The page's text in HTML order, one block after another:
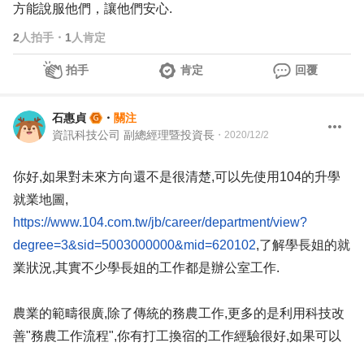
方能說服他們，讓他們安心.
2 人拍手 ・ 1 人肯定
拍手 肯定 回覆
石惠貞 ・ 關注
資訊科技公司 副總經理暨投資長 ・ 2020/12/2
你好,如果對未來方向還不是很清楚,可以先使用104的升學
就業地圖,
https://www.104.com.tw/jb/career/department/view?
degree=3&sid=5003000000&mid=620102,了解學長姐的就
業狀況,其實不少學長姐的工作都是辦公室工作.
農業的範疇很廣,除了傳統的務農工作,更多的是利用科技改
善"務農工作流程",你有打工換宿的工作經驗很好,如果可以